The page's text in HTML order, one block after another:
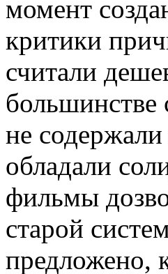
момент
критики
считали
не
обладали
фильмы
старой
предложено,